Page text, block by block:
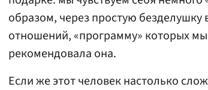
образом, через простую
отношений, «программу» которых
рекомендовала она.
Если же этот человек настолько